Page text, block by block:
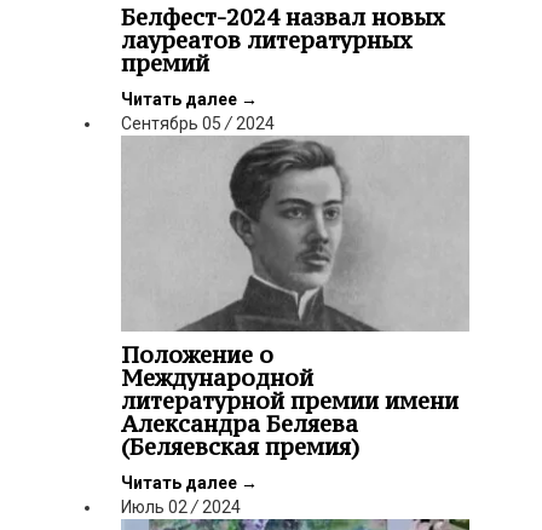
Белфест-2024 назвал новых
лауреатов литературных
премий
Читать далее →
Сентябрь 05 / 2024
Положение о
Международной
литературной премии имени
Александра Беляева
(Беляевская премия)
Читать далее →
Июль 02 / 2024